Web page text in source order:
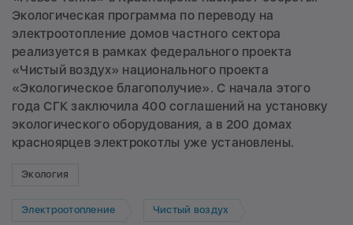
Экологическая программа по переводу на
электроотопление домов частного сектора
реализуется в рамках федерального проекта
«Чистый воздух» национального проекта
«Экологическое благополучие». С начала этого
года СГК заключила 400 соглашений на установку
экологического оборудования, а в 200 домах
красноярцев электрокотлы уже установлены.
Экология
Электроотопление Чистый воздух